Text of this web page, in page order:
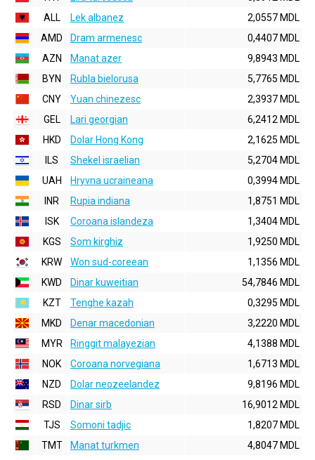
ALL
Lek albanez
2,0557 MDL
AMD
Dram armenesc
0,4407 MDL
AZN
Manat azer
9,8943 MDL
BYN
Rubla bielorusa
5,7765 MDL
CNY
Yuan chinezesc
2,3937 MDL
GEL
Lari georgian
6,2412 MDL
HKD
Dolar Hong Kong
2,1625 MDL
ILS
Shekel israelian
5,2704 MDL
UAH
Hryvna ucraineana
0,3994 MDL
INR
Rupia indiana
1,8751 MDL
ISK
Coroana islandeza
1,3404 MDL
KGS
Som kirghiz
1,9250 MDL
KRW
Won sud-coreean
1,1356 MDL
KWD
Dinar kuweitian
54,7846 MDL
KZT
Tenghe kazah
0,3295 MDL
MKD
Denar macedonian
3,2220 MDL
MYR
Ringgit malayezian
4,1388 MDL
NOK
Coroana norvegiana
1,6713 MDL
NZD
Dolar neozeelandez
9,8196 MDL
RSD
Dinar sirb
16,9012 MDL
TJS
Somoni tadjic
1,8207 MDL
TMT
Manat turkmen
4,8047 MDL